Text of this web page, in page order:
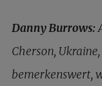
Danny Burrows:
Cherson,
bemerkenswert,